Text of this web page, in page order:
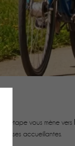
étape vous mène vers
accueillantes.